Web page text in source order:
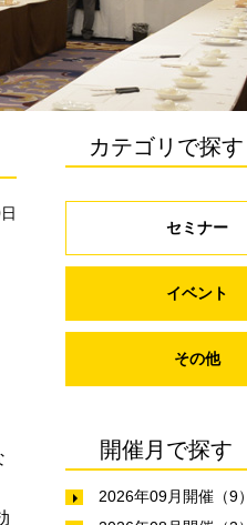
カテゴリで探す
セミナー
イベント
その他
開催月で探す
2026年09月開催（9）